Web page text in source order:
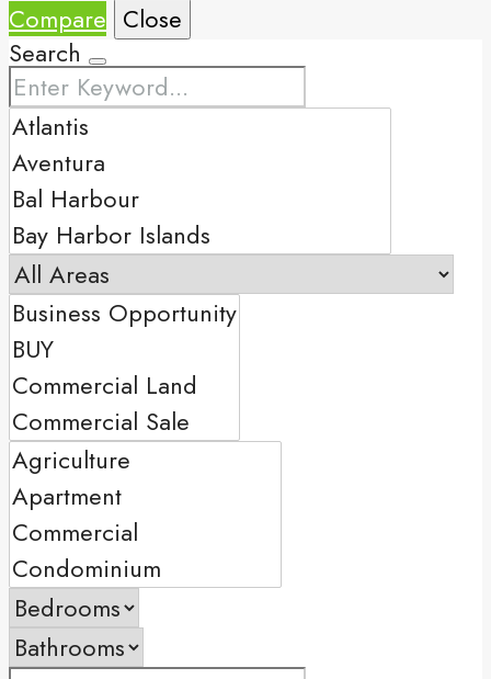
Compare Close
Search